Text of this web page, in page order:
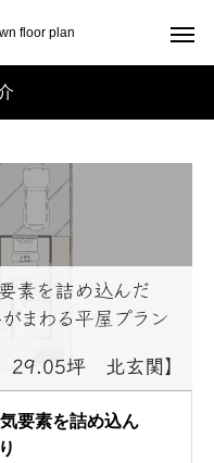
floor plan
要素を詰め込ん